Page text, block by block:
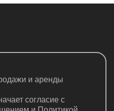
и аренды
согласие с